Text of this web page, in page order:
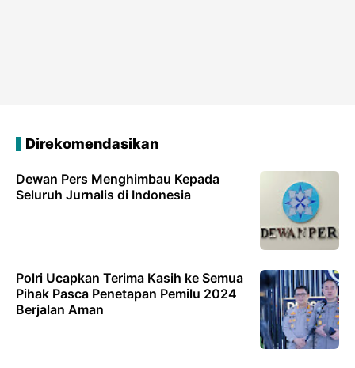
Direkomendasikan
Dewan Pers Menghimbau Kepada
Seluruh Jurnalis di Indonesia
Polri Ucapkan Terima Kasih ke Semua
Pihak Pasca Penetapan Pemilu 2024
Berjalan Aman